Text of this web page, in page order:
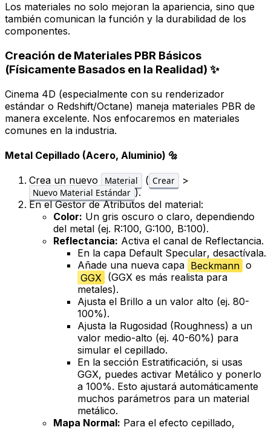
Los materiales no solo mejoran la apariencia, sino que
también comunican la función y la durabilidad de los
componentes.
Creación de Materiales PBR Básicos
(Físicamente Basados en la Realidad) ✨
Cinema 4D (especialmente con su renderizador
estándar o Redshift/Octane) maneja materiales PBR de
manera excelente. Nos enfocaremos en materiales
comunes en la industria.
Metal Cepillado (Acero, Aluminio) 🔩
Crea un nuevo Material ( Crear >
Nuevo Material Estándar ).
En elGestor de Atributos del material:
Color: Un gris oscuro o claro, dependiendo
del metal (ej. R:100, G:100, B:100).
Reflectancia: Activa el canal de Reflectancia.
En la capa Default Specular, desactívala.
Añade una nueva capa Beckmann o
GGX (GGX es más realista para
metales).
Ajusta el Brillo a un valor alto (ej. 80-
100%).
Ajusta la Rugosidad (Roughness) a un
valor medio-alto (ej. 40-60%) para
simular el cepillado.
En la sección Estratificación, si usas
GGX, puedes activar Metálico y ponerlo
a 100%. Esto ajustará automáticamente
muchos parámetros para un material
metálico.
Mapa Normal: Para el efecto cepillado,